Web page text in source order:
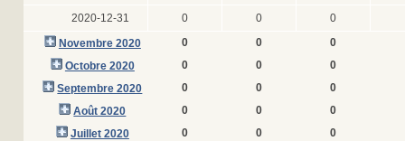
2020-12-31 0 0
0
Novembre 2020
0 0
0
Octobre 2020
0 0
0
Septembre 2020
0 0
0
Août 2020
0 0
0
Juillet 2020
0 0
0